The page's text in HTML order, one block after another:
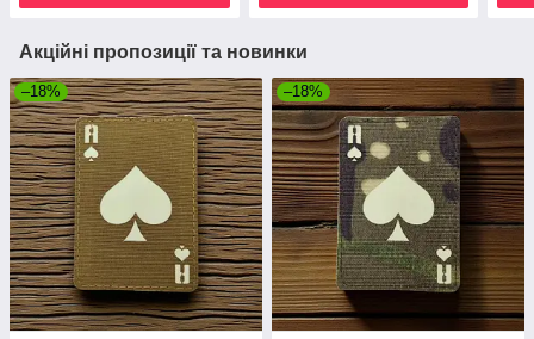
Акційні пропозиції та новинки
–18% –18%